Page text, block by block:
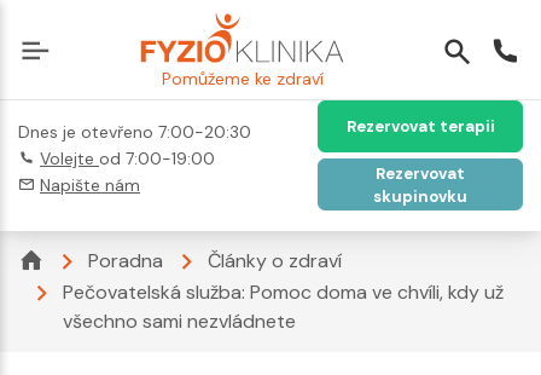
Pomůžeme ke zdraví
Dnes je otevřeno 7:00-20:30
Volejte od 7:00-19:00
Napište nám
Rezervovat terapii
Rezervovat
skupinovku
Poradna
Články o zdraví
Pečovatelská služba: Pomoc doma ve chvíli, kdy už
všechno sami nezvládnete